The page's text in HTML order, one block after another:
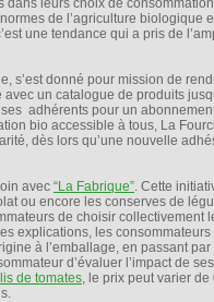
dans leurs choix de
de l’agriculture biologique
une tendance qui a pris de
s’est donné pour mission de
un catalogue de produits
adhérents pour un
bio accessible à tous, La
dès lors qu’une nouvelle
avec “La Fabrique”. Cette
ou encore les conserves de
de choisir collectivement
explications, les consommateurs
à l’emballage, en passant par
d’évaluer l’impact de
de tomates, le prix peut varier de